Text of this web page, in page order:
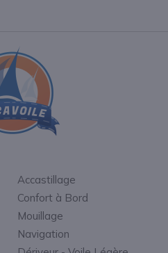
Accastillage
Confort à Bord
Mouillage
Navigation